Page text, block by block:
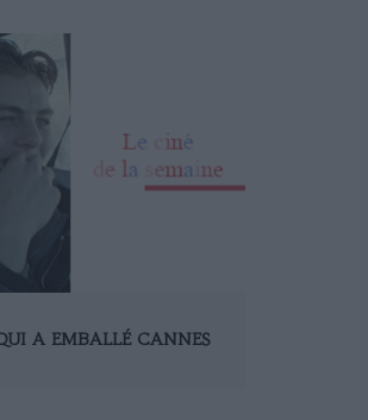
A EMBALLÉ CANNES